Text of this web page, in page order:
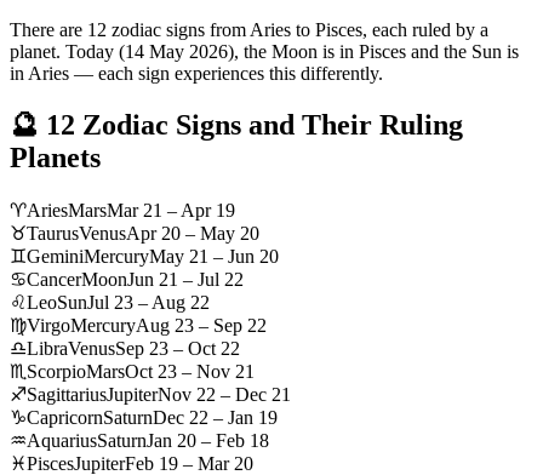
There are 12 zodiac signs from Aries to Pisces, each ruled by a
planet. Today (14 May 2026), the Moon is in Pisces and the Sun is
in Aries — each sign experiences this differently.
🔮 12 Zodiac Signs and Their Ruling
Planets
♈AriesMarsMar 21 – Apr 19
♉TaurusVenusApr 20 – May 20
♊GeminiMercuryMay 21 – Jun 20
♋CancerMoonJun 21 – Jul 22
♌LeoSunJul 23 – Aug 22
♍VirgoMercuryAug 23 – Sep 22
♎LibraVenusSep 23 – Oct 22
♏ ScorpioMarsOct 23 – Nov 21
♐SagittariusJupiterNov 22 – Dec 21
♑CapricornSaturnDec 22 – Jan 19
♒AquariusSaturnJan 20 – Feb 18
♓PiscesJupiterFeb 19 – Mar 20